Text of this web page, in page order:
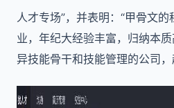
人才专场”，并表明：“甲骨文
业，年纪大经验丰富，归纳本
异技能骨干和技能管理的公司